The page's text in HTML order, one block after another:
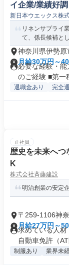
イ企業/業績好
新日本ウエックス株
リネンサプライ
て、係長候補と
神奈川県伊勢原
月給30万円～
必要な経験・
のご経験 ■第一
退職金あり 完全
正社員
歴史を未来へ
K
株式会社斉藤建設
明治創業の安定
〒259-1106神
月給27万円～
求めている人
自動車免許（AT
制服あり 業界未